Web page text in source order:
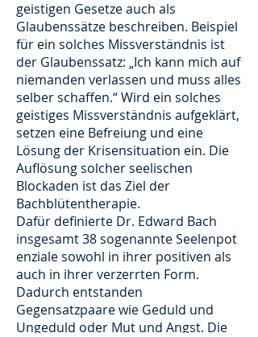
geistigen Gesetze auch als
Glaubenssätze beschreiben. Beispiel
für ein solches Missverständnis ist
der Glaubenssatz: „Ich kann mich auf
niemanden verlassen und muss alles
selber schaffen.“ Wird ein solches
geistiges Missverständnis aufgeklärt,
setzen eine Befreiung und eine
Lösung der Krisensituation ein. Die
Auflösung solcher seelischen
Blockaden ist das Ziel der
Bachblütentherapie.
Dafür definierte Dr. Edward Bach
insgesamt 38 sogenannte Seelenpot
enziale sowohl in ihrer positiven als
auch in ihrer verzerrten Form.
Dadurch entstanden
Gegensatzpaare wie Geduld und
Ungeduld oder Mut und Angst. Die